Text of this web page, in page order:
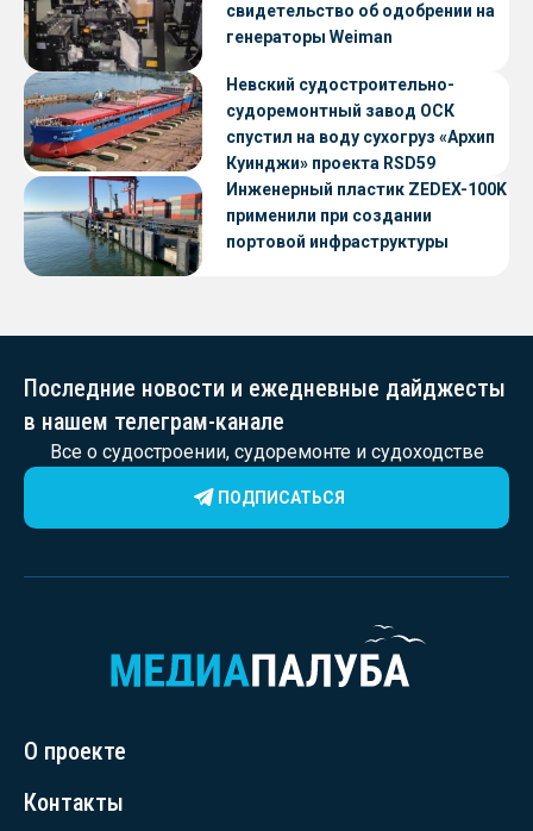
свидетельство об одобрении на
генераторы Weiman
Невский судостроительно-
судоремонтный завод ОСК
спустил на воду сухогруз «Архип
Куинджи» проекта RSD59
Инженерный пластик ZEDEX-100K
применили при создании
портовой инфраструктуры
Последние новости и ежедневные дайджесты
в нашем телеграм-канале
Все о судостроении, судоремонте и судоходстве
ПОДПИСАТЬСЯ
О проекте
Контакты